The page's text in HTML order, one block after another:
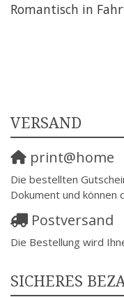
Romantisch in
VERSAND
print@home
Die bestellten
Dokument und können
Postversand
Die Bestellung wird
SICHERES